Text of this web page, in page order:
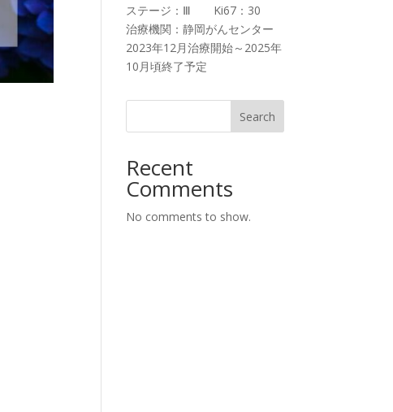
ステージ：Ⅲ Ki67：30
治療機関：静岡がんセンター
2023年12月治療開始～2025年
10月頃終了予定
Search
Recent
Comments
No comments to show.